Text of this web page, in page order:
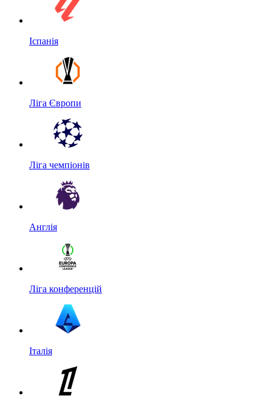
Іспанія
Ліга Європи
Ліга чемпіонів
Англія
Ліга конференцій
Італія